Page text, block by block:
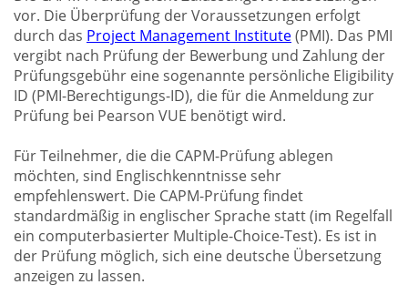
vor. Die Überprüfung der Voraussetzungen erfolgt
durch das Project Management Institute(PMI). Das PMI
vergibt nach Prüfung der Bewerbung und Zahlung der
Prüfungsgebühr eine sogenannte persönliche Eligibility
ID (PMI-Berechtigungs-ID), die für die Anmeldung zur
Prüfung bei Pearson VUE benötigt wird.
Für Teilnehmer, die die CAPM-Prüfung ablegen
möchten, sind Englischkenntnisse sehr
empfehlenswert. Die CAPM-Prüfung findet
standardmäßig in englischer Sprache statt (im Regelfall
ein computerbasierter Multiple-Choice-Test). Es ist in
der Prüfung möglich, sich eine deutsche Übersetzung
anzeigen zu lassen.